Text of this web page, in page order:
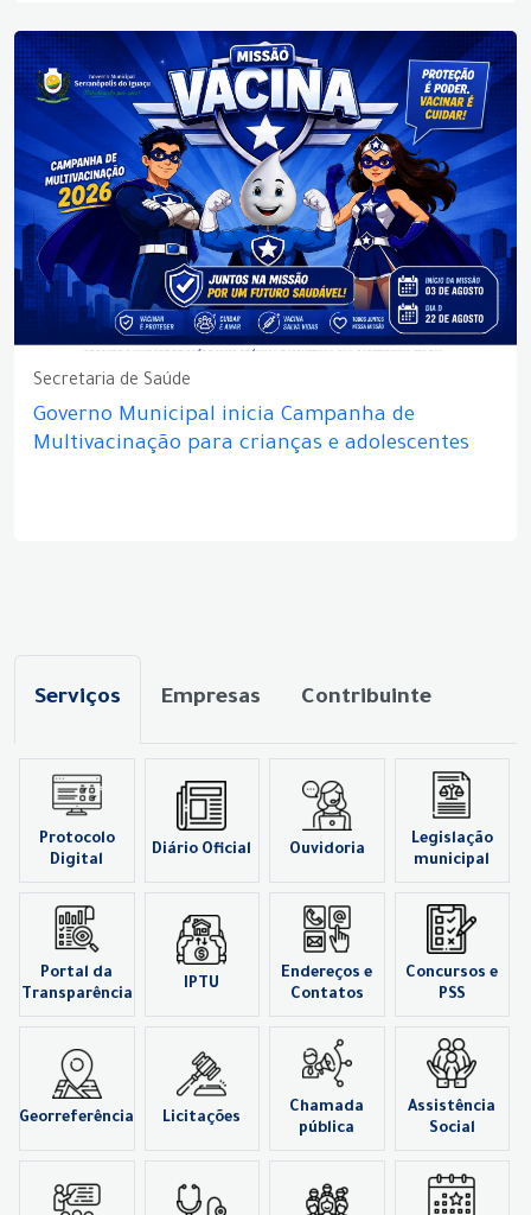
Secretaria de Saúde
Governo Municipal inicia Campanha de
Multivacinação para crianças e adolescentes
Serviços Empresas Contribuinte
Protocolo
Digital
Diário Oficial Ouvidoria
Legislação
municipal
Portal da
Transparência
IPTU
Endereços e
Contatos
Concursos e
PSS
Georreferência Licitações
Chamada
pública
Assistência
Social